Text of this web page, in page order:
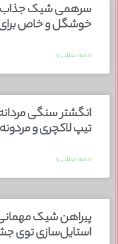
خوشگل و خاص
ادامه مطلب »
تیپ لاکچری و مردونه
ادامه مطلب »
استایل‌سازی توی